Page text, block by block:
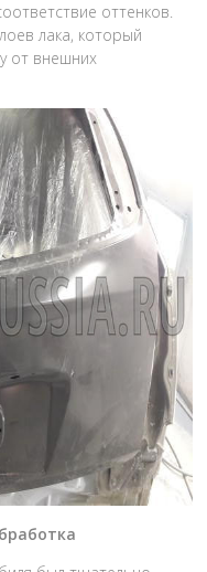
оттенков.
лака, который
от внешних